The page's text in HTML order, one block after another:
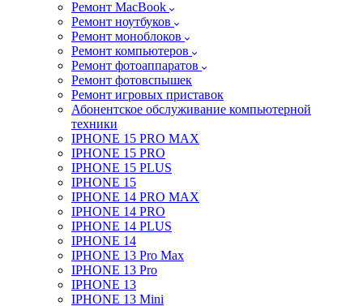
Ремонт MacBook
Ремонт ноутбуков
Ремонт моноблоков
Ремонт компьютеров
Ремонт фотоаппаратов
Ремонт фотовспышек
Ремонт игровых приставок
Абонентское обслуживание компьютерной
техники
IPHONE 15 PRO MAX
IPHONE 15 PRO
IPHONE 15 PLUS
IPHONE 15
IPHONE 14 PRO MAX
IPHONE 14 PRO
IPHONE 14 PLUS
IPHONE 14
IPHONE 13 Pro Max
IPHONE 13 Pro
IPHONE 13
IPHONE 13 Mini